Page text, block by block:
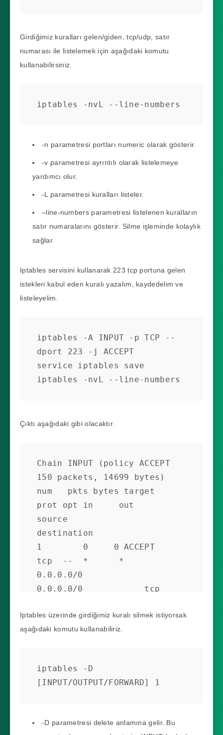
Girdiğimiz kuralları gelen/giden, tcp/udp, satır
numarası ile listelemek için aşağıdaki komutu
kullanabilirsiniz.
iptables -nvL --line-numbers
-n parametresi portları numeric olarak gösterir.
-v parametresi ayrıntılı olarak listelemeye
yardımcı olur.
-L parametresi kuralları listeler.
–line-numbers parametresi listelenen kuralların
satır numaralarını gösterir. Silme işleminde kolaylık
sağlar.
Iptables servisini kullanarak 223 tcp portuna gelen
istekleri kabul eden kuralı yazalım, kaydedelim ve
listeleyelim.
iptables -A INPUT -p TCP --
dport 223 -j ACCEPT
service iptables save
iptables -nvL --line-numbers
Çıktı aşağıdaki gibi olacaktır.
Chain INPUT (policy ACCEPT
150 packets, 14699 bytes)
num   pkts bytes target
prot opt in     out
source
destination
1        0     0 ACCEPT
tcp  --  *      *
0.0.0.0/0
0.0.0.0/0            tcp
Chain FORWARD (policy ACCEPT
prot opt in     out
source
Chain OUTPUT (policy ACCEPT
Iptables üzerinde girdiğimiz kuralı silmek istiyorsak
aşağıdaki komutu kullanabiliriz.
iptables -D
[INPUT/OUTPUT/FORWARD] 1
-D parametresi delete anlamına gelir. Bu